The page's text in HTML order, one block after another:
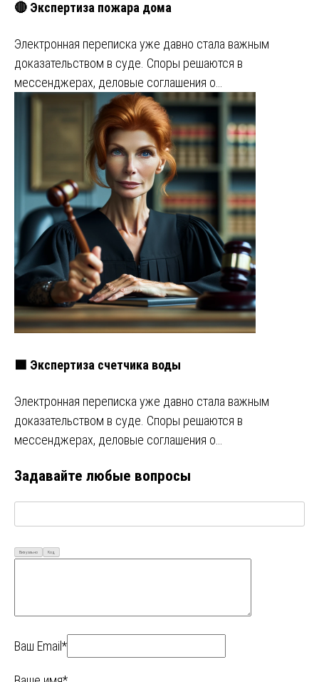
🔴 Экспертиза пожара дома
Электронная переписка уже давно стала важным
доказательством в суде. Споры решаются в
мессенджерах, деловые соглашения о…
🟩 Экспертиза счетчика воды
Электронная переписка уже давно стала важным
доказательством в суде. Споры решаются в
мессенджерах, деловые соглашения о…
Задавайте любые вопросы
Визуально Код
Ваш Email*